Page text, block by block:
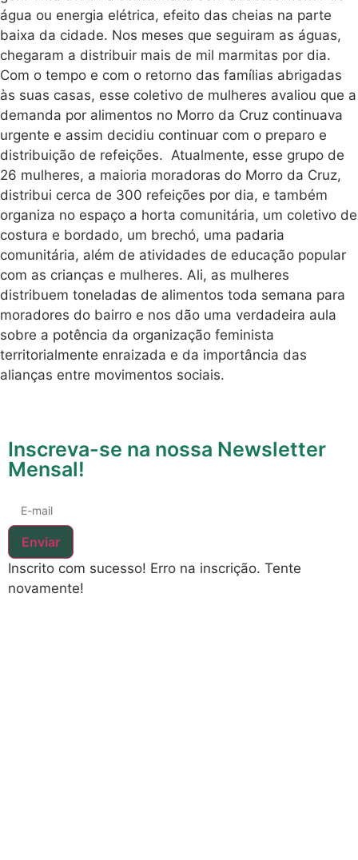
água ou energia elétrica, efeito das cheias na parte
baixa da cidade. Nos meses que seguiram as águas,
chegaram a distribuir mais de mil marmitas por dia.
Com o tempo e com o retorno das famílias abrigadas
às suas casas, esse coletivo de mulheres avaliou que a
demanda por alimentos no Morro da Cruz continuava
urgente e assim decidiu continuar com o preparo e
distribuição de refeições. Atualmente, esse grupo de
26 mulheres, a maioria moradoras do Morro da Cruz,
distribui cerca de 300 refeições por dia, e também
organiza no espaço a horta comunitária, um coletivo de
costura e bordado, um brechó, uma padaria
comunitária, além de atividades de educação popular
com as crianças e mulheres. Ali, as mulheres
distribuem toneladas de alimentos toda semana para
moradores do bairro e nos dão uma verdadeira aula
sobre a potência da organização feminista
territorialmente enraizada e da importância das
alianças entre movimentos sociais.
Inscreva-se na nossa Newsletter
Mensal!
Enviar
Inscrito com sucesso! Erro na inscrição. Tente
novamente!